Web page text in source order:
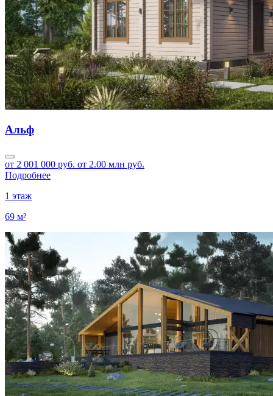
Альф
от 2 001 000 руб. от 2.00 млн руб.
Подробнее
1 этаж
69 м²